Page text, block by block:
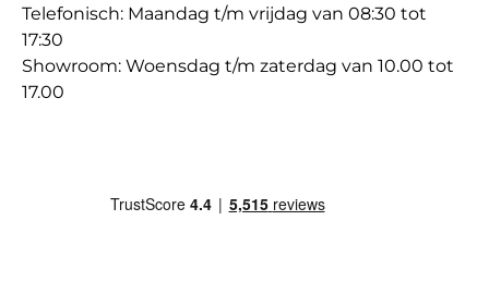
Telefonisch: Maandag t/m vrijdag van 08:30 tot
17:30
Showroom: Woensdag t/m zaterdag van 10.00 tot
17.00